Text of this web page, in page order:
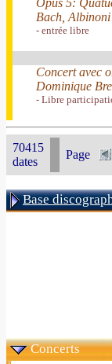
Opus 5:
Bach,
- entrée libre
Concert avec
Dominique
- Libre
70415
dates
Page
Base
Concerts